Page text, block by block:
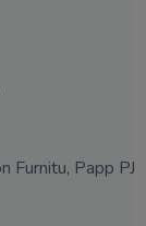
Furnitu, Papp PJ